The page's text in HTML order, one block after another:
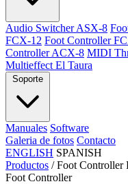
Audio Switcher ASX-8
FCX-12 Foot Controller
Controller ACX-8 MIDI
Multieffect El Taura
Soporte
Manuales Software
Galeria de fotos Contacto
ENGLISH SPANISH
Productos / Foot Controller
Foot Controller